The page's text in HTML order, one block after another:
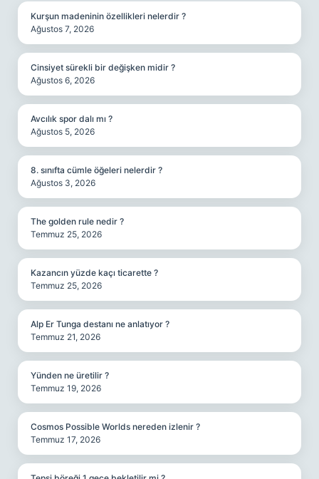
Kurşun madeninin özellikleri nelerdir ?
Ağustos 7, 2026
Cinsiyet sürekli bir değişken midir ?
Ağustos 6, 2026
Avcılık spor dalı mı ?
Ağustos 5, 2026
8. sınıfta cümle öğeleri nelerdir ?
Ağustos 3, 2026
The golden rule nedir ?
Temmuz 25, 2026
Kazancın yüzde kaçı ticarette ?
Temmuz 25, 2026
Alp Er Tunga destanı ne anlatıyor ?
Temmuz 21, 2026
Yünden ne üretilir ?
Temmuz 19, 2026
Cosmos Possible Worlds nereden izlenir ?
Temmuz 17, 2026